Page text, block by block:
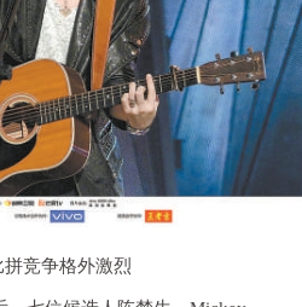
拼竞争格外激烈